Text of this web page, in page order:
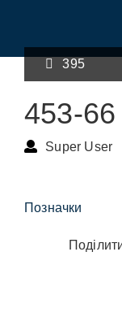
395
453-66
Super User
Позначки